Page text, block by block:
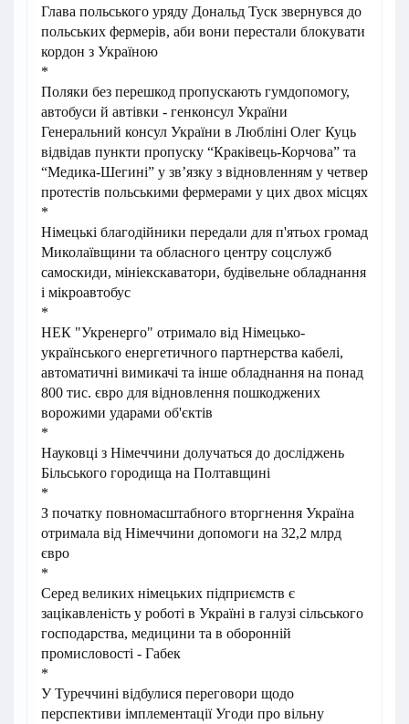
Глава польського уряду Дональд Туск звернувся до
польських фермерів, аби вони перестали блокувати
кордон з Україною
*
Поляки без перешкод пропускають гумдопомогу,
автобуси й автівки - генконсул України
Генеральний консул України в Любліні Олег Куць
відвідав пункти пропуску “Краківець-Корчова” та
“Медика-Шегині” у звʼязку з відновленням у четвер
протестів польськими фермерами у цих двох місцях
*
Німецькі благодійники передали для п'ятьох громад
Миколаївщини та обласного центру соцслужб
самоскиди, мініекскаватори, будівельне обладнання
і мікроавтобус
*
НЕК "Укренерго" отримало від Німецько-
українського енергетичного партнерства кабелі,
автоматичні вимикачі та інше обладнання на понад
800 тис. євро для відновлення пошкоджених
ворожими ударами об'єктів
*
Науковці з Німеччини долучаться до досліджень
Більського городища на Полтавщині
*
З початку повномасштабного вторгнення Україна
отримала від Німеччини допомоги на 32,2 млрд
євро
*
Серед великих німецьких підприємств є
зацікавленість у роботі в Україні в галузі сільського
господарства, медицини та в оборонній
промисловості - Габек
*
У Туреччині відбулися переговори щодо
перспективи імплементації Угоди про вільну